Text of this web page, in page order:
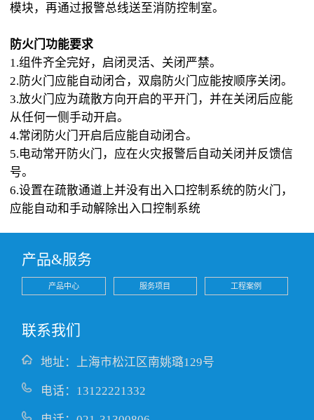
模块，再通过报警总线送至消防控制室。
防火门功能要求
1.组件齐全完好，启闭灵活、关闭严禁。
2.防火门应能自动闭合，双扇防火门应能按顺序关闭。
3.放火门应为疏散方向开启的平开门，并在关闭后应能
从任何一侧手动开启。
4.常闭防火门开启后应能自动闭合。
5.电动常开防火门，应在火灾报警后自动关闭并反馈信
号。
6.设置在疏散通道上并没有出入口控制系统的防火门，
应能自动和手动解除出入口控制系统
产品&服务
产品中心 服务项目 工程案例
联系我们
地址：上海市松江区南姚璐129号
电话：13122221332